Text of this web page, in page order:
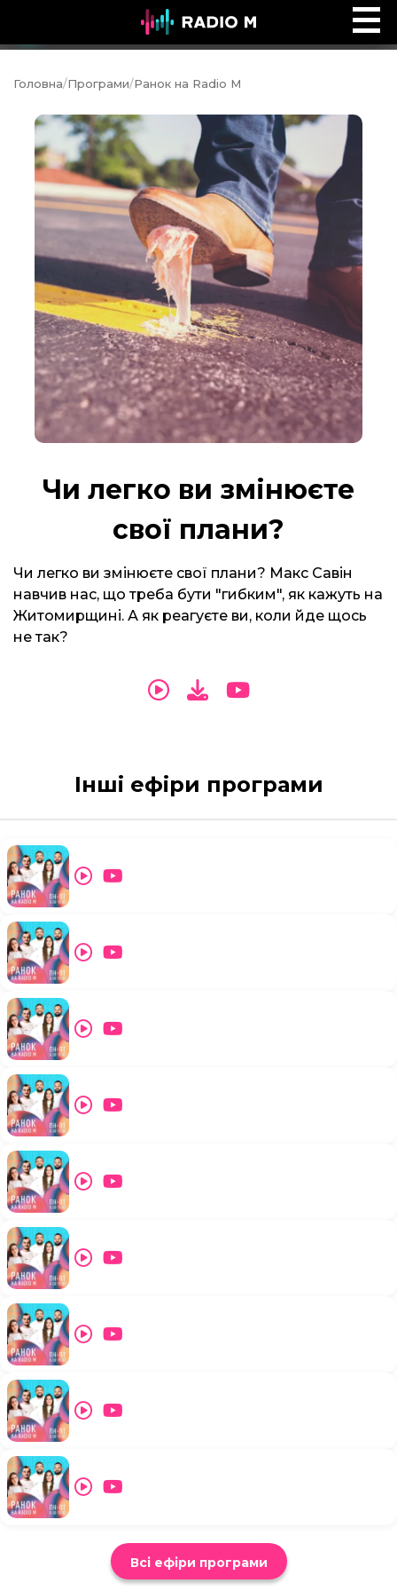
Ефір Radio M
Головна/Програми/Ранок на Radio M
Чи легко ви змінюєте
свої плани?
Чи легко ви змінюєте свої плани? Макс Савін
навчив нас, що треба бути "гибким", як кажуть на
Житомирщині. А як реагуєте ви, коли йде щось
не так?
Інші ефіри програми
Всі ефіри програми